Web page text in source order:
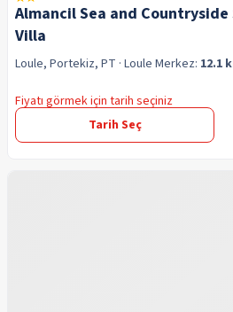
Almancil Sea and
Villa
Loule, Portekiz, PT · Loule Merkez: 12.1
Fiyatı görmek için tarih seçiniz
Tarih Seç